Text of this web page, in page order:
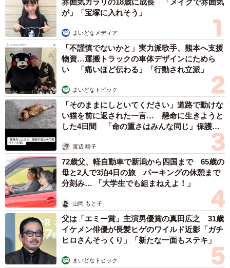
3/5
雰囲気ガラリの18歳に成長 「メイクで雰囲気
が」「宝塚に入れそう」
まいどなメディア
「不謹慎でないかと」実力派歌手、熊本へ支援
物資…運搬トラックの車体デザインにためら
い 「痛いほど伝わる」「行動され立派」
まいどなトピック
「そのままにしといてください」道路で動けな
い猫を前に返された一言… 懸命に生きようと
した4日間 「命の重さはみんな同じ」保護団
渡辺 晴子
72歳父、軽自動車で新潟から四国まで 65歳の
母と2人で3泊4日の旅 パーキングの休憩まで
分刻み… 「大学生でも組まねえよ！」
山岡 もと子
父は「エミー賞」主演男優賞の真田広之 31歳
イケメン俳優が長髪ヒゲのワイルド近影「ガチ
ヒロさんそっくり」「新たな一面もステキ」
まいどなトピック